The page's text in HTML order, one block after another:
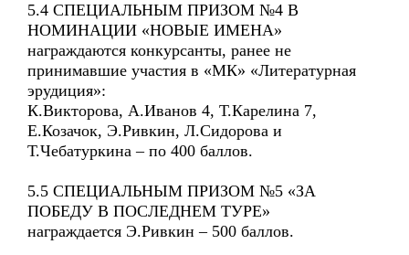
5.4 СПЕЦИАЛЬНЫМ ПРИЗОМ №4 В
НОМИНАЦИИ «НОВЫЕ ИМЕНА»
награждаются конкурсанты, ранее не
принимавшие участия в «МК» «Литературная
эрудиция»:
К.Викторова, А.Иванов 4, Т.Карелина 7,
Е.Козачок, Э.Ривкин, Л.Сидорова и
Т.Чебатуркина – по 400 баллов.
5.5 СПЕЦИАЛЬНЫМ ПРИЗОМ №5 «ЗА
ПОБЕДУ В ПОСЛЕДНЕМ ТУРЕ»
награждается Э.Ривкин – 500 баллов.